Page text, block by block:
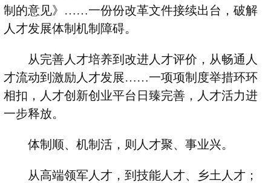
制的意见》 ……一份份改革文件接续出台，破解
人才发展体制机制障碍。
从完善人才培养到改进人才评价，从畅通人
才流动到激励人才发展……一项项制度举措环环
相扣，人才创新创业平台日臻完善，人才活力进
一步释放。
体制顺、机制活，则人才聚、事业兴。
从高端领军人才，到技能人才、乡土人才；